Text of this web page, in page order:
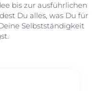
bis zur ausführlichen
Du alles, was Du für
Selbstständigkeit